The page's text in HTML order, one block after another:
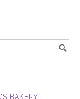
BAKERY